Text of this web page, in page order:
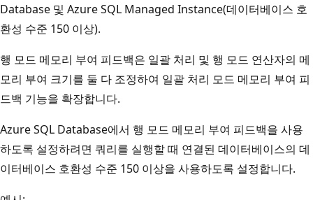
Database 및 Azure SQL Managed Instance(데이터베이스 호
환성 수준 150 이상).
행 모드 메모리 부여 피드백은 일괄 처리 및 행 모드 연산자의 메
모리 부여 크기를 둘 다 조정하여 일괄 처리 모드 메모리 부여 피
드백 기능을 확장합니다.
Azure SQL Database에서 행 모드 메모리 부여 피드백을 사용
하도록 설정하려면 쿼리를 실행할 때 연결된 데이터베이스의 데
이터베이스 호환성 수준 150 이상을 사용하도록 설정합니다.